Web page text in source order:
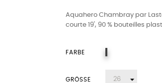
Aquahero Chambray par
courte 19', 90 % bouteilles
FARBE
GRÖSSE